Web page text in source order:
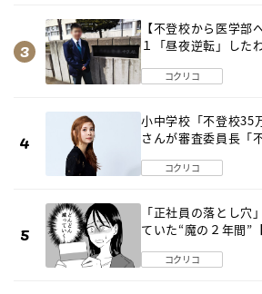
【不登校から医学部
１「昼夜逆転」した
コクリコ
小中学校「不登校
さんが審査委員長「
コクリコ
「正社員の落とし穴
ていた“魔の２年間”
コクリコ